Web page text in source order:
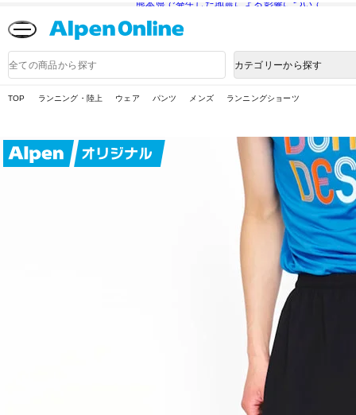
熊本県で発生した地震による影響について
品
検
カテゴリーから探す
TOP ランニング・陸上 ウェア パンツ メンズ ランニングショーツ